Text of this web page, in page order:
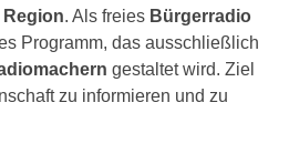
. Als freies Bürgerradio
Programm, das ausschließlich
gestaltet wird. Ziel
zu informieren und zu